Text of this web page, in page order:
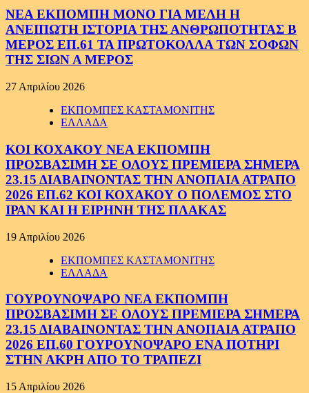
ΝΕΑ ΕΚΠΟΜΠΗ ΜΟΝΟ ΓΙΑ ΜΕΛΗ Η
ΑΝΕΙΠΩΤΗ ΙΣΤΟΡΙΑ ΤΗΣ ΑΝΘΡΩΠΟΤΗΤΑΣ Β
ΜΕΡΟΣ ΕΠ.61 ΤΑ ΠΡΩΤΟΚΟΛΛΑ ΤΩΝ ΣΟΦΩΝ
ΤΗΣ ΣΙΩΝ Α ΜΕΡΟΣ
27 Απριλίου 2026
ΕΚΠΟΜΠΕΣ ΚΑΣΤΑΜΟΝΙΤΗΣ
ΕΛΛΑΔΑ
ΚΟΙ ΚΟΧΑΚΟΥ ΝΕΑ ΕΚΠΟΜΠΗ
ΠΡΟΣΒΑΣΙΜΗ ΣΕ ΟΛΟΥΣ ΠΡΕΜΙΕΡΑ ΣΗΜΕΡΑ
23.15 ΔΙΑΒΑΙΝΟΝΤΑΣ ΤΗΝ ΑΝΟΠΑΙΑ ΑΤΡΑΠΟ
2026 ΕΠ.62 ΚΟΙ ΚΟΧΑΚΟΥ Ο ΠΟΛΕΜΟΣ ΣΤΟ
ΙΡΑΝ ΚΑΙ Η ΕΙΡΗΝΗ ΤΗΣ ΠΛΑΚΑΣ
19 Απριλίου 2026
ΕΚΠΟΜΠΕΣ ΚΑΣΤΑΜΟΝΙΤΗΣ
ΕΛΛΑΔΑ
ΓΟΥΡΟΥΝΟΨΑΡΟ ΝΕΑ ΕΚΠΟΜΠΗ
ΠΡΟΣΒΑΣΙΜΗ ΣΕ ΟΛΟΥΣ ΠΡΕΜΙΕΡΑ ΣΗΜΕΡΑ
23.15 ΔΙΑΒΑΙΝΟΝΤΑΣ ΤΗΝ ΑΝΟΠΑΙΑ ΑΤΡΑΠΟ
2026 ΕΠ.60 ΓΟΥΡΟΥΝΟΨΑΡΟ ΕΝΑ ΠΟΤΗΡΙ
ΣΤΗΝ ΑΚΡΗ ΑΠΟ ΤΟ ΤΡΑΠΕΖΙ
15 Απριλίου 2026